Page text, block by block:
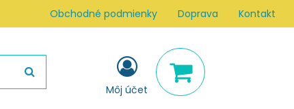
Obchodné podmienky Doprava Kontakt
Môj účet